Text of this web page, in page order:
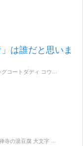
は誰だと思いま
学天即 からし蓮根 ランジャタイ 東京ホテイソン アキナ インディアンス
二条城 晴明神社 伏見稲荷 その他